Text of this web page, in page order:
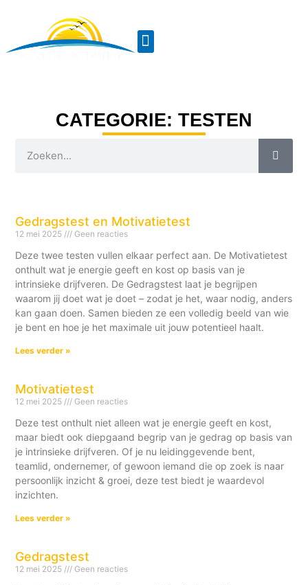
CATEGORIE: TESTEN
Gedragstest en Motivatietest
12 mei 2025 Geen reacties
Deze twee testen vullen elkaar perfect aan. De Motivatietest
onthult wat je energie geeft en kost op basis van je
intrinsieke drijfveren. De Gedragstest laat je begrijpen
waarom jij doet wat je doet – zodat je het, waar nodig, anders
kan gaan doen. Samen bieden ze een volledig beeld van wie
je bent en hoe je het maximale uit jouw potentieel haalt.
Lees verder »
Motivatietest
12 mei 2025 Geen reacties
Deze test onthult niet alleen wat je energie geeft en kost,
maar biedt ook diepgaand begrip van je gedrag op basis van
je intrinsieke drijfveren. Of je nu leidinggevende bent,
teamlid, ondernemer, of gewoon iemand die op zoek is naar
persoonlijk inzicht & groei, deze test biedt je waardevol
inzichten.
Lees verder »
Gedragstest
12 mei 2025 Geen reacties